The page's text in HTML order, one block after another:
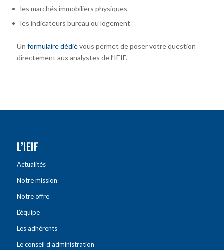
les marchés immobiliers physiques
les indicateurs bureau ou logement
Un formulaire dédiévous permet de poser votre question
directement aux analystes de l’IEIF.
L’IEIF
Actualités
Notre mission
Notre offre
L’équipe
Les adhérents
Le conseil d’administration